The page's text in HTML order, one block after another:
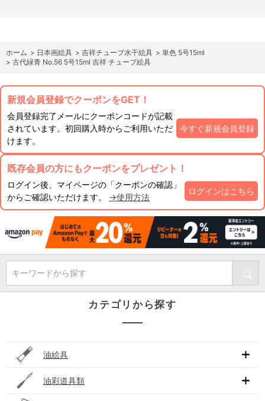
ホーム > 日本画絵具 > 吉祥チューブ水干絵具 > 単色 5号15ml
> 古代緑青 No.56 5号15ml 吉祥 チューブ絵具
新規会員登録でクーポンをGET！
会員登録完了メールにクーポンコードが記載
されています。初回購入時からご利用いただ
けます。
今すぐ新規会員登録
既存会員の方にもクーポンをプレゼント！
ログイン後、マイページの「クーポンの確認」
からご確認いただけます。 →使用方法
ログインはこちら
キーワードから探す
カテゴリから探す
油絵具
油彩道具類